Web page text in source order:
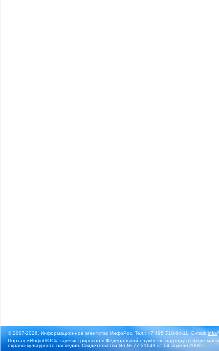
© 2007-2026, Информационное агентство ИнфоРос. Тел.: +7 495 718-84-11, E-mail:
Портал «ИнфоШОС» зарегистрирован в Федеральной службе по надзору в сфере
охраны культурного наследия. Свидетельство Эл № 77-31649 от 04 апреля 2008 г.